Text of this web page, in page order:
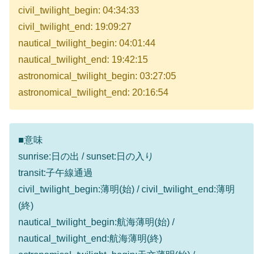
civil_twilight_begin: 04:34:33
civil_twilight_end: 19:09:27
nautical_twilight_begin: 04:01:44
nautical_twilight_end: 19:42:15
astronomical_twilight_begin: 03:27:05
astronomical_twilight_end: 20:16:54
■意味
sunrise:日の出 / sunset:日の入り
transit:子午線通過
civil_twilight_begin:薄明(始) / civil_twilight_end:薄明
(終)
nautical_twilight_begin:航海薄明(始) /
nautical_twilight_end:航海薄明(終)